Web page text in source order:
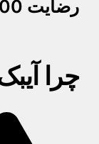
رضایت 100 درصدی مشتریان
چرا